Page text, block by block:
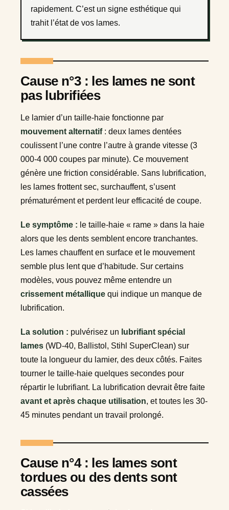
rapidement. C’est un signe esthétique qui
trahit l’état de vos lames.
Cause n°3 : les lames ne sont
pas lubrifiées
Le lamier d’un taille-haie fonctionne par
mouvement alternatif: deux lames dentées
coulissent l’une contre l’autre à grande vitesse (3
000-4 000 coupes par minute). Ce mouvement
génère une friction considérable. Sans lubrification,
les lames frottent sec, surchauffent, s’usent
prématurément et perdent leur efficacité de coupe.
Le symptôme : le taille-haie « rame » dans la haie
alors que les dents semblent encore tranchantes.
Les lames chauffent en surface et le mouvement
semble plus lent que d’habitude. Sur certains
modèles, vous pouvez même entendre un
crissement métallique qui indique un manque de
lubrification.
La solution : pulvérisez un lubrifiant spécial
lames (WD-40, Ballistol, Stihl SuperClean) sur
toute la longueur du lamier, des deux côtés. Faites
tourner le taille-haie quelques secondes pour
répartir le lubrifiant. La lubrification devrait être faite
avant et après chaque utilisation, et toutes les 30-
45 minutes pendant un travail prolongé.
Cause n°4 : les lames sont
tordues ou des dents sont
cassées